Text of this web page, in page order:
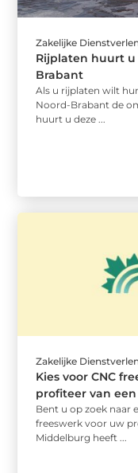
Zakelijke
Rijplaten huurt
Brabant
Als u rijplaten wilt
Noord-Brabant de
huurt u deze ...
Zakelijke
Kies voor CNC
profiteer van
Bent u op zoek naar
freeswerk voor uw
Middelburg heeft ...